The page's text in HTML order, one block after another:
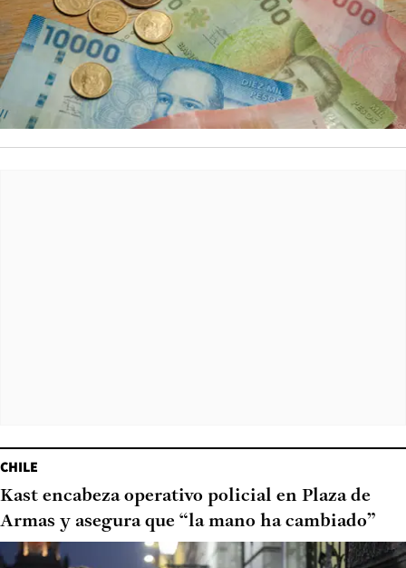
CHILE
Kast encabeza operativo policial en Plaza de
Armas y asegura que “la mano ha cambiado”